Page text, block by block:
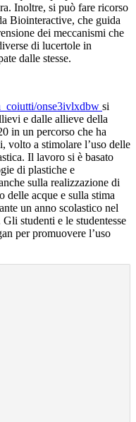
Inoltre, si può fare ricorso
Biointeractive, che guida
dei meccanismi che
di lucertole in
dalle stesse.
onse3ivlxdbw si
e dalle allieve della
in un percorso che ha
volto a stimolare l’uso delle
Il lavoro si è basato
di plastiche e
sulla realizzazione di
delle acque e sulla stima
un anno scolastico nel
studenti e le studentesse
per promuovere l’uso